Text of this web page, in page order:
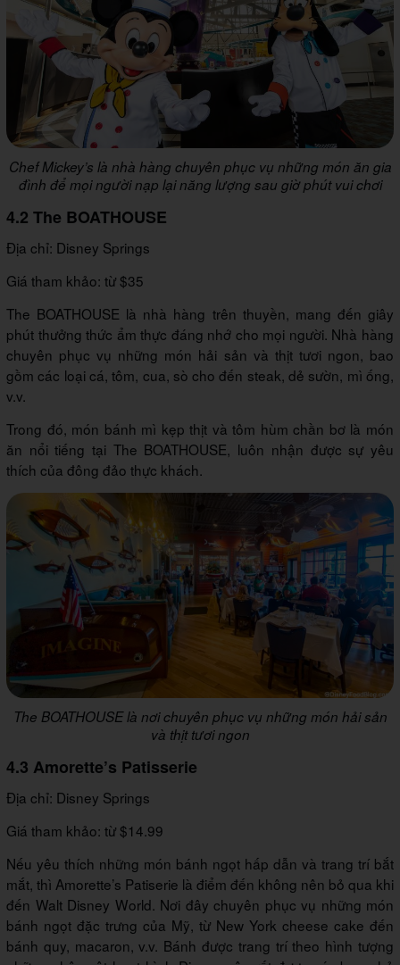
Chef Mickey’s là nhà hàng chuyên phục vụ những món ăn gia
đình để mọi người nạp lại năng lượng sau giờ phút vui chơi
4.2 The BOATHOUSE
Địa chỉ: Disney Springs
Giá tham khảo: từ $35
The BOATHOUSE là nhà hàng trên thuyền, mang đến giây
phút thưởng thức ẩm thực đáng nhớ cho mọi người. Nhà hàng
chuyên phục vụ những món hải sản và thịt tươi ngon, bao
gồm các loại cá, tôm, cua, sò cho đến steak, dẻ sườn, mì ống,
v.v.
Trong đó, món bánh mì kẹp thịt và tôm hùm chần bơ là món
ăn nổi tiếng tại The BOATHOUSE, luôn nhận được sự yêu
thích của đông đảo thực khách.
The BOATHOUSE là nơi chuyên phục vụ những món hải sản
và thịt tươi ngon
4.3 Amorette’s Patisserie
Địa chỉ: Disney Springs
Giá tham khảo: từ $14.99
Nếu yêu thích những món bánh ngọt hấp dẫn và trang trí bắt
mắt, thì Amorette’s Patiserie là điểm đến không nên bỏ qua khi
đến Walt Disney World. Nơi đây chuyên phục vụ những món
bánh ngọt đặc trưng của Mỹ, từ New York cheese cake đến
bánh quy, macaron, v.v. Bánh được trang trí theo hình tượng